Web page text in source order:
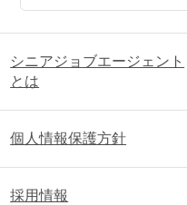
シニアジョブエージェント
とは
個人情報保護方針
採用情報